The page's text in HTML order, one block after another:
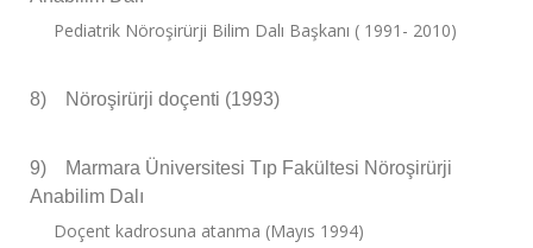
Pediatrik Nöroşirürji Bilim Dalı Başkanı ( 1991- 2010)
8) Nöroşirürji doçenti (1993)
9)
Marmara Üniversitesi Tıp Fakültesi Nöroşirürji
Anabilim Dalı
Doçent kadrosuna atanma (Mayıs 1994)